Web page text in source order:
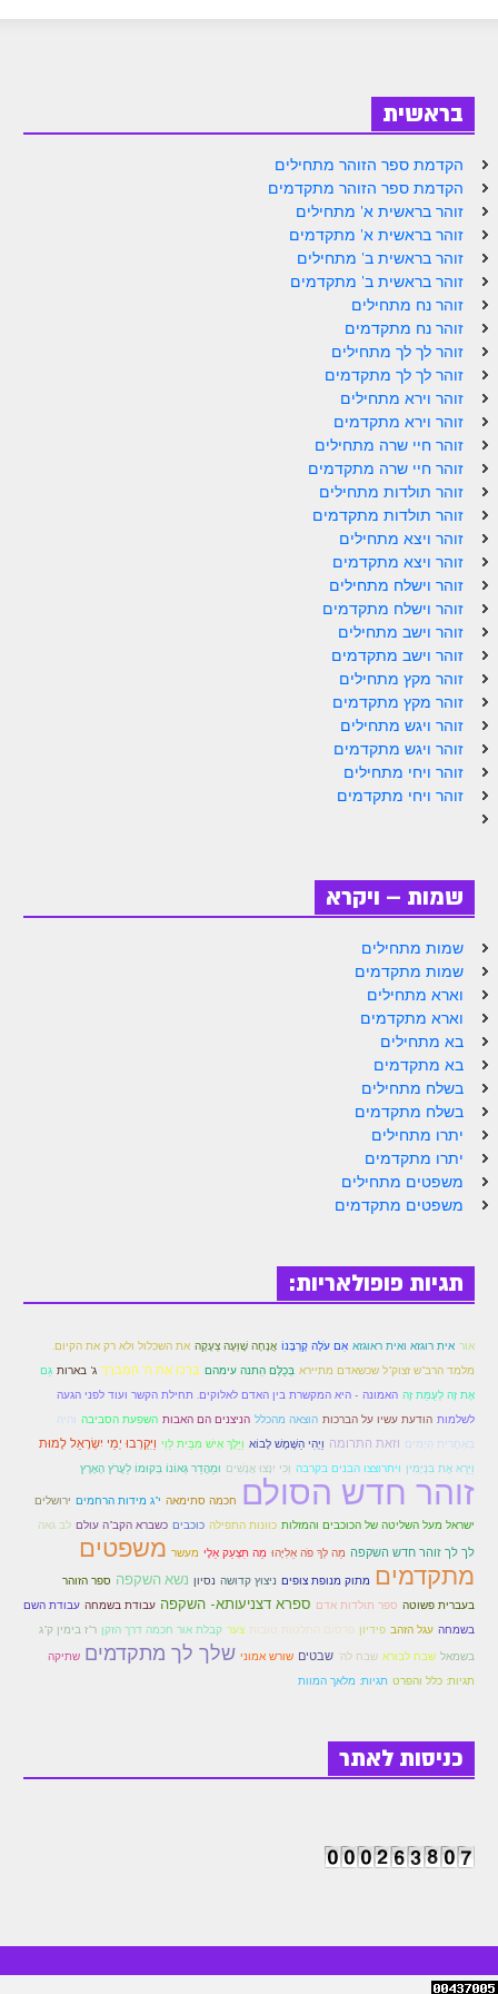
ספר הזוהר נח מתחילים
ספר הזוהר נח מתקדמים
ספר הזוהר לך לך מתחילים
ספר הזוהר לך לך מתקדמים
ספר הזוהר וירא מתחילים
ספר הזוהר וירא מתקדמים
ספר הזוהר חיי שרה מתחילים
ספר הזוהר חיי שרה מתקדמים
ספר הזוהר תולדות מתחילים
ספר הזוהר ויצא מתחילים
ספר הזוהר ויצא מתקדמים
ספר הזוהר וישלח מתחילים
הזוהר הקדוש וישלח מתקדמים
הזוהר הקדוש וישב מתחילים
הזוהר הקדוש וישב מתקדמים
הזוהר הקדוש מקץ מתחילים
הזוהר הקדוש ויגש מתקדמים
הזוהר הקדוש ויחי מתחילים
הזוהר הקדוש ויחי מתקדמים
ספר הזוהר – שמות
הזוהר הקדוש שמות מתחילים
הזוהר הקדוש שמות מתקדמים
הזוהר הקדוש וארא מתחילים
הזוהר הקדוש וארא מתקדמים
הזוהר הקדוש בא מתקדמים
הזוהר הקדוש בשלח מתקדמים
הזוהר הקדוש יתרו מתקדמים
משפטים מתחילים
הזוהר הקדוש משפטים מתקדמים
הזוהר הקדוש תרומה השקפה
הזוהר הקדוש ספרא דצניעותא
הזוהר הקדוש תצווה מתקדמים
ספר הזוהר הקדוש כי תשא השקפה
ספר הזוהר הקדוש ויקהל השקפה
ספר הזוהר הקדוש פיקודי מתחילים
ספר הזוהר הקדוש פיקודי מתקדמים
בראשית
הקדמת ספר הזוהר מתחילים
הקדמת ספר הזוהר מתקדמים
זוהר בראשית א' מתחילים
זוהר בראשית א' מתקדמים
זוהר בראשית ב' מתחילים
זוהר בראשית ב' מתקדמים
זוהר נח מתחילים
זוהר נח מתקדמים
זוהר לך לך מתחילים
זוהר לך לך מתקדמים
זוהר וירא מתחילים
זוהר וירא מתקדמים
זוהר חיי שרה מתחילים
זוהר חיי שרה מתקדמים
זוהר תולדות מתחילים
זוהר תולדות מתקדמים
זוהר ויצא מתחילים
זוהר ויצא מתקדמים
זוהר וישלח מתחילים
זוהר וישלח מתקדמים
זוהר וישב מתחילים
זוהר וישב מתקדמים
זוהר מקץ מתחילים
זוהר מקץ מתקדמים
זוהר ויגש מתחילים
זוהר ויגש מתקדמים
זוהר ויחי מתחילים
זוהר ויחי מתקדמים
שמות – ויקרא
שמות מתחילים
שמות מתקדמים
וארא מתחילים
וארא מתקדמים
בא מתחילים
בא מתקדמים
בשלח מתחילים
בשלח מתקדמים
יתרו מתחילים
יתרו מתקדמים
משפטים מתחילים
משפטים מתקדמים
תגיות פופולאריות:
אור אית רוגזא ואית ראוגזא אִם עֹלָה קָרְבָּנוֹ אֲנָחָה שָׁוְּעָה צְעָקָה את השכלול ולא רק את הקיום.
מלמד הרב"ש זצוק"ל שכשאדם מתיירא בְּכֻלָּם הִתנה עימהם בָּרְכוּ אֶת ה' הַמְברָךְ ג' בארות גַּם
אֶת זֶה לְעֻמַּת זֶה האמונה - היא המקשרת בין האדם לאלוקים. תחילת הקשר ועוד לפני הגעה
לשלמות הודעת עשיו על הברכות הוצאה מהכלל הניצנים הם האבות השפעת הסביבה והיה
בְּאַחֲרִית הַיָּמִים וזאת התרומה וַיְהִי הַשֶּׁמֶשׁ לָבוֹא וַיֵּלֶךְ אִישׁ מִבֵּית לֵוִי וַיִּקְרְבוּ יְמֵי יִשְׂרָאֵל לָמוּת
וַיַּרְא אֶת בִּנְיָמִין ויתרוצצו הבנים בקרבה וְכִי יִנָּצוּ אֲנָשִׁים וּמֵהֲדַר גְּאוֹנוֹ בְּקוּמוֹ לַעֲרֹץ הָאָרֶץ
זוהר חדש הסולם חכמה סתימאה י"ג מידות הרחמים ירושלים
ישראל מעל השליטה של הכוכבים והמזלות כוונות התפילה כוכבים כשברא הקב"ה עולם לב גאה
לך לך זוהר חדש השקפה מַה לְּךָ פֹה אֵלִיָּהוּ מַה תִּצְעַק אֵלָי מעשר משפטים
מתקדמים מתוק מנופת צופים ניצוץ קדושה נסיון נשא השקפה ספר הזוהר
בעברית פשוטה ספר תולדות אדם ספרא דצניעותא- השקפה עבודת בשמחה עבודת השם
בשמחה עגל הזהב פידיון פרסום החלטות טובות צער קבלת אור חכמה דרך הזקן ר"ז בימין ק"ג
בשמאל שבח לבורא שבח לה' שבטים שורש אמוני שלך לך מתקדמים שתיקה
תגיות: כלל והפרט תגיות: מלאך המוות
כניסות לאתר